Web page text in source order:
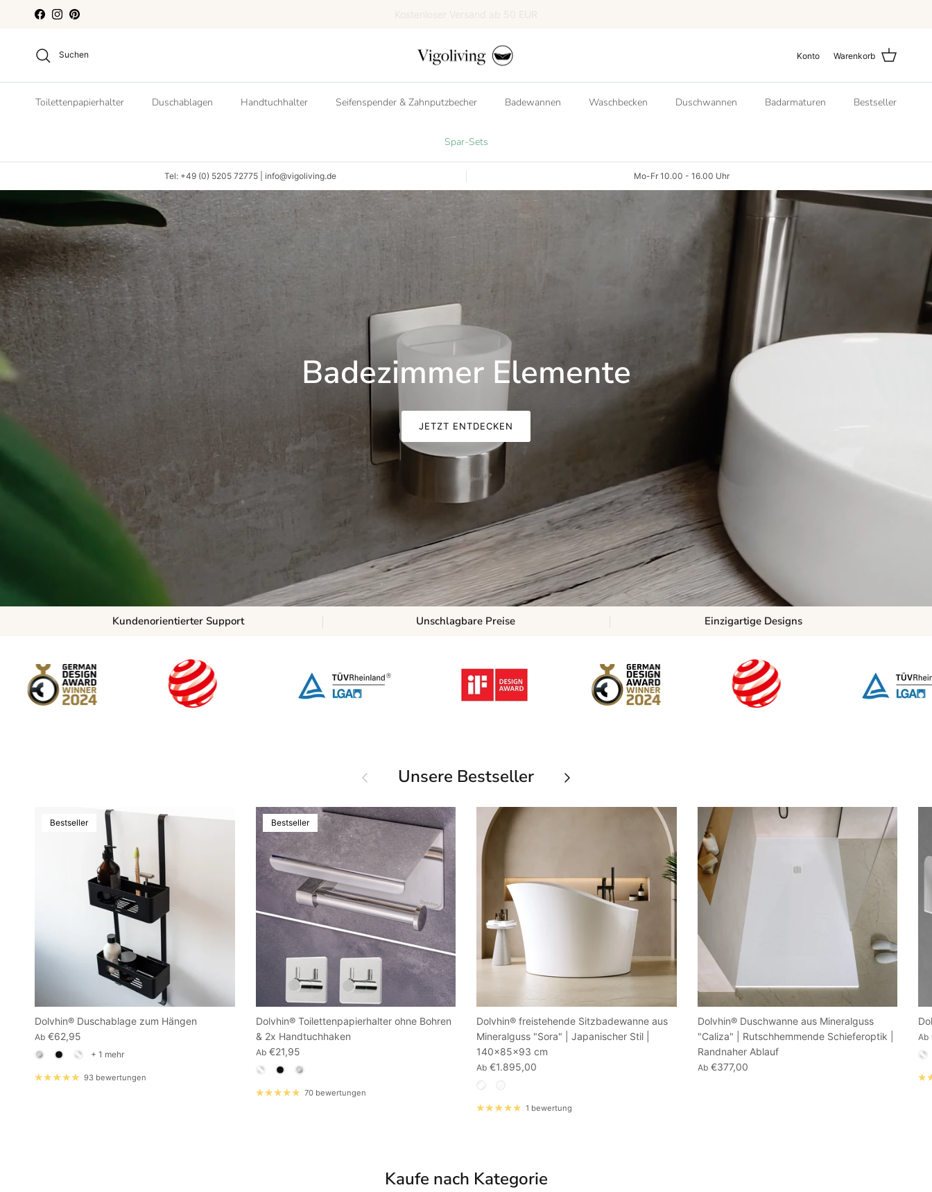
Direkt zum Inhalt
Facebook
InstagramPinterest
Suchen Konto Warenkorb
Toilettenpapierhalter Duschablagen Handtuchhalter Seifenspender & Zahnputzbecher Badewannen Waschbecken Duschwannen Badarmaturen Bestseller
Spar-Sets
Tel: +49 (0) 5205 72775 | info@vigoliving.de Mo-Fr 10.00 - 16.00 Uhr
Badezimmer Elemente
JETZT ENTDECKEN
Kundenorientierter Support Unschlagbare Preise Einzigartige Designs
VorherigeUnsere Bestseller Nächste
Bestseller
Dolvhin® Duschablage zum Hängen
Ab €62,95
+ 1 mehr
93 bewertungen
Bestseller
Dolvhin® Toilettenpapierhalter ohne Bohren
& 2x Handtuchhaken
Ab €21,95
70 bewertungen
Dolvhin® freistehende Sitzbadewanne aus
Mineralguss "Sora" | Japanischer Stil |
140x85x93 cm
Ab €1.895,00
1 bewertung
Dolvhin® Duschwanne aus Mineralguss
"Caliza" | Rutschhemmende Schieferoptik |
Randnaher Ablauf
Ab €377,00
Ab
Kaufe nach Kategorie